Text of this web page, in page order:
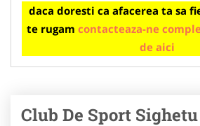
daca doresti ca afacerea ta sa
te rugam contacteaza-ne
de aici
Club De Sport